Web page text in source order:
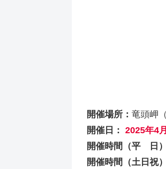
開催場所： 竜頭岬
開催日： 2025年4
開催時間（平 日）
開催時間（土日祝